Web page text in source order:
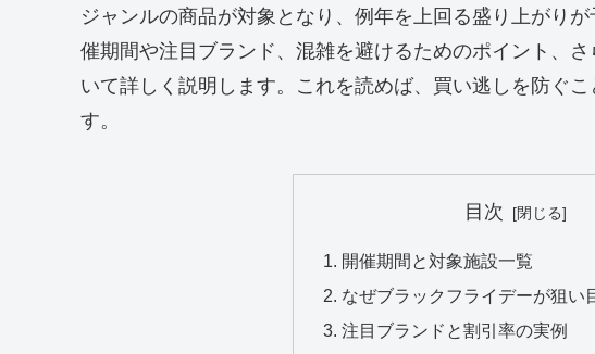
ジャンルの商品が対象となり、例年を上回る盛り上がり
催期間や注目ブランド、混雑を避けるためのポイント、
いて詳しく説明します。これを読めば、買い逃しを防ぐ
す。
目次
開催期間と対象施設一覧
なぜブラックフライデーが狙い
注目ブランドと割引率の実例